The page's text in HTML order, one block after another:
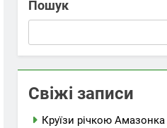
подорож
Пошук
Свіжі записи
Круїзи річкою Амазонка